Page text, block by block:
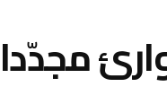
مجدّدا